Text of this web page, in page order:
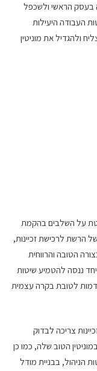
הראשי ולשכפל
העבודה היעילות
ולהגדיל את מוניטין
על השלבים בהקמת
הרשת לרכישת זכיינות,
הטובה והרווחית
ננסה להטמיע שיטות
לטובת בקרה עצמית
צריכה לבדוק
הטוב שלה, כמו כן
הניהול, בבניית מודל